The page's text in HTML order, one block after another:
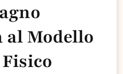
al Modello